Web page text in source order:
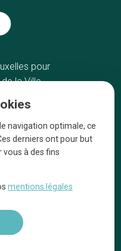
pour
la Ville
propos
parle de nous
navigation optimale, ce
derniers ont pour but
à des fins
mentions légales